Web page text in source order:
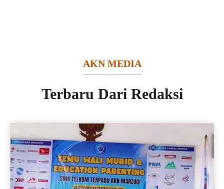
AKN MEDIA
Terbaru Dari Redaksi